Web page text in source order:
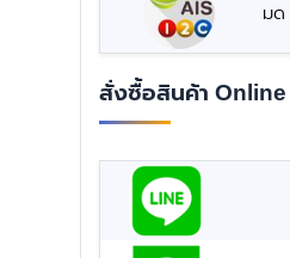
มด
สั่งซื้อสินค้า Online